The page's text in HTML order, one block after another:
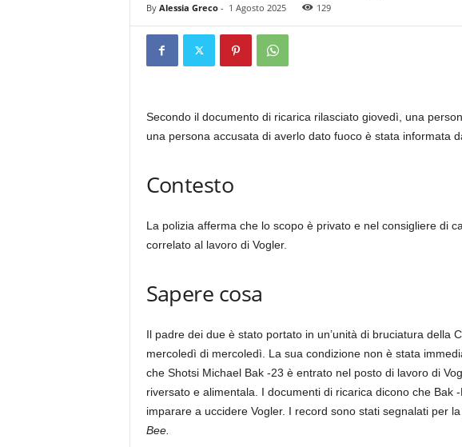
By Alessia Greco- 1 Agosto 2025 129
Secondo il documento di ricarica rilasciato giovedì, una
una persona accusata di averlo dato fuoco è stata informata
Contesto
La polizia afferma che lo scopo è privato e nel consigliere di
correlato al lavoro di Vogler.
Sapere cosa
Il padre dei due è stato portato in un’unità di bruciatura della
mercoledì di mercoledì. La sua condizione non è stata
che Shotsi Michael Bak -23 è entrato nel posto di lavoro di
riversato e alimentala. I documenti di ricarica dicono che Bak
imparare a uccidere Vogler. I record sono stati segnalati per
Bee.